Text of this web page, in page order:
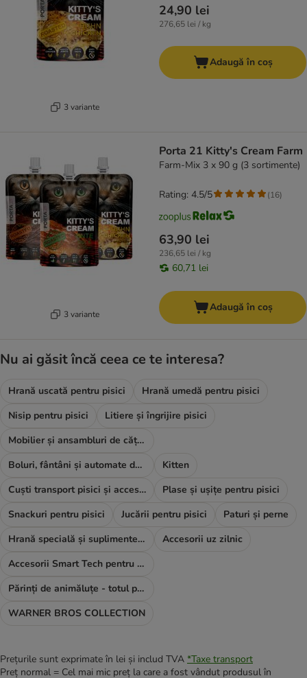
3 variante
24,90 lei
276,65 lei / kg
Adaugă în coș
3 variante
Porta 21 Kitty's Cream Farm
Farm-Mix 3 x 90 g (3 sortimente)
63,90 lei
236,65 lei / kg
60,71 lei
Rating: 4.5/5 (16)
Adaugă în coș
Nu ai găsit încă ceea ce te interesa?
Hrană uscată pentru pisici
Hrană umedă pentru pisici
Nisip pentru pisici
Litiere și îngrijire pisici
Mobilier și ansambluri de cățărat
Boluri, fântâni și automate de hrană
Kitten
Cuști transport pisici și accesorii
Plase și ușițe pentru pisici
Snackuri pentru pisici
Jucării pentru pisici
Paturi și perne
Hrană specială și suplimente alimentare
Accesorii uz zilnic
Accesorii Smart Tech pentru pisici
Părinți de animăluțe - totul pentru TINE
WARNER BROS COLLECTION
Prețurile sunt exprimate în lei și includ TVA *Taxe transport
Preț normal = Cel mai mic preț la care a fost vândut produsul în